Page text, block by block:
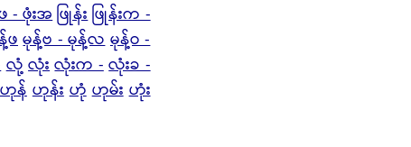
- ဖုံးအဖြုန်းဖြုန်းက -
ဖမုန့်ဗ - မုန့်လမုန့်ဝ -
လုံ့ လုံးလုံးက -လုံးခ -
ဟုန် ဟုန်း ဟုံ ဟုမ်း ဟုံး